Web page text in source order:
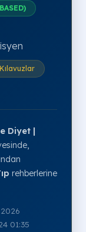
Diyet |
rehberlerine
01:35